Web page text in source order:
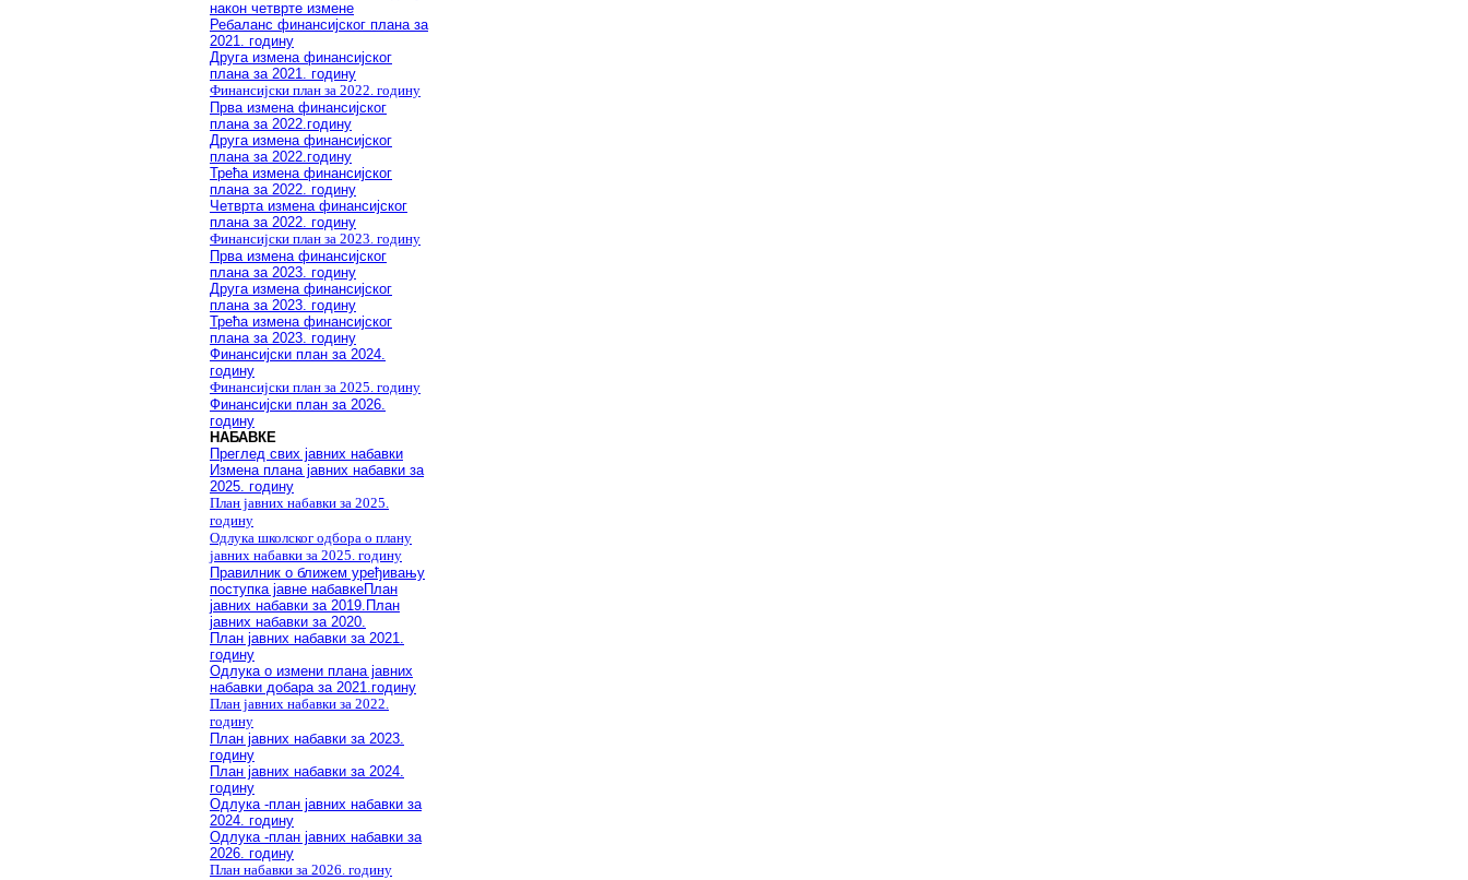
након четврте измене
Ребаланс финансијског плана за
2021. годину
Друга измена финансијског
плана за 2021. годину
Финансијски план за 2022. годину
Прва измена финансијског
плана за 2022.годину
Друга измена финансијског
плана за 2022.годину
Трећа измена финансијског
плана за 2022. годину
Четврта измена финансијског
плана за 2022. годину
Финансијски план за 2023. годину
Прва измена финансијског
плана за 2023. годину
Друга измена финансијског
плана за 2023. годину
Трећа измена финансијског
плана за 2023. годину
Финансијски план за 2024.
годину
Финансијски план за 2025. годину
Финансијски план за 2026.
годину
НАБАВКЕ
Преглед свих јавних набавки
Измена плана јавних набавки за
2025. годину
План јавних набавки за 2025.
годину
Одлука школског одбора о плану
јавних набавки за 2025. годину
Правилник о ближем уређивању
поступка јавне набавкеПлан
јавних набавки за 2019. План
јавних набавки за 2020.
План јавних набавки за 2021.
годину
Одлука о измени плана јавних
набавки добара за 2021.годину
План јавних набавки за 2022.
годину
План јавних набавки за 2023.
годину
План јавних набавки за 2024.
годину
Одлука -план јавних набавки за
2024. годину
Одлука -план јавних набавки за
2026. годину
План набавки за 2026. годину